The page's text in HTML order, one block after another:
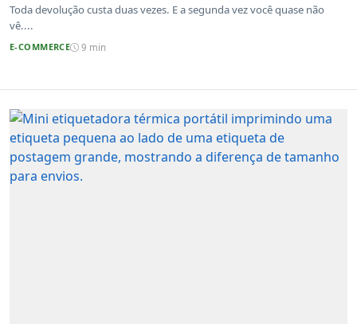
Toda devolução custa duas vezes. E a segunda vez você quase não
vê....
E-COMMERCE 9 min